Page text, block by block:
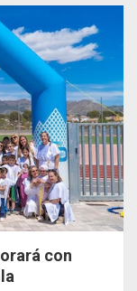
con